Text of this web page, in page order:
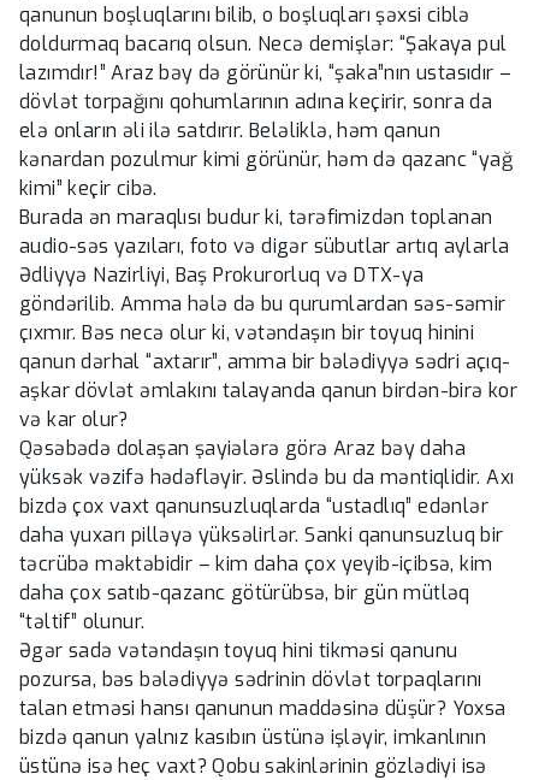
qanunun boşluqlarını bilib, o boşluqları şəxsi ciblə
doldurmaq bacarıq olsun. Necə demişlər: “Şakaya pul
lazımdır!” Araz bəy də görünür ki, “şaka”nın ustasıdır –
dövlət torpağını qohumlarının adına keçirir, sonra da
elə onların əli ilə satdırır. Beləliklə, həm qanun
kənardan pozulmur kimi görünür, həm də qazanc “yağ
kimi” keçir cibə.
Burada ən maraqlısı budur ki, tərəfimizdən toplanan
audio-səs yazıları, foto və digər sübutlar artıq aylarla
Ədliyyə Nazirliyi, Baş Prokurorluq və DTX-ya
göndərilib. Amma hələ də bu qurumlardan səs-səmir
çıxmır. Bəs necə olur ki, vətəndaşın bir toyuq hinini
qanun dərhal “axtarır”, amma bir bələdiyyə sədri açıq-
aşkar dövlət əmlakını talayanda qanun birdən-birə kor
və kar olur?
Qəsəbədə dolaşan şayiələrə görə Araz bəy daha
yüksək vəzifə hədəfləyir. Əslində bu da məntiqlidir. Axı
bizdə çox vaxt qanunsuzluqlarda “ustadlıq” edənlər
daha yuxarı pilləyə yüksəlirlər. Sanki qanunsuzluq bir
təcrübə məktəbidir – kim daha çox yeyib-içibsə, kim
daha çox satıb-qazanc götürübsə, bir gün mütləq
“təltif” olunur.
Əgər sadə vətəndaşın toyuq hini tikməsi qanunu
pozursa, bəs bələdiyyə sədrinin dövlət torpaqlarını
talan etməsi hansı qanunun maddəsinə düşür? Yoxsa
bizdə qanun yalnız kasıbın üstünə işləyir, imkanlının
üstünə isə heç vaxt? Qobu sakinlərinin gözlədiyi isə